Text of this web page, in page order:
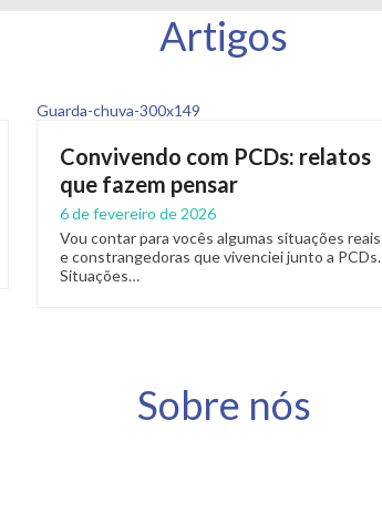
Artigos
Convivendo com PCDs: relatos
que fazem pensar
6 de fevereiro de 2026
Vou contar para vocês algumas situações reais
e constrangedoras que vivenciei junto a PCDs.
Situações…
Sobre nós